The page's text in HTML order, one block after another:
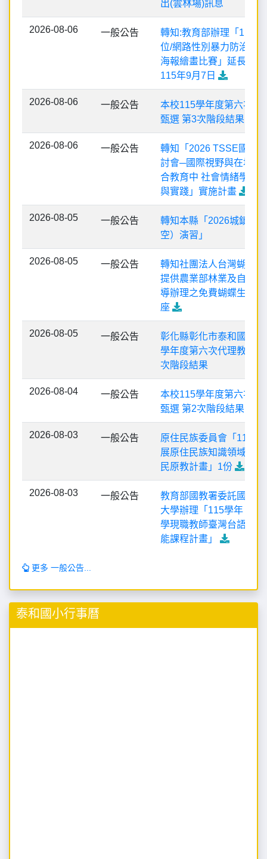
出(雲林場)訊息
2026-08-06 一般公告
轉知:教育部辦理「115年
位/網路性別暴力防治短
海報繪畫比賽」延長徵
115年9月7日
2026-08-06 一般公告
本校115學年度第六次代
甄選 第3次階段結果 更正
2026-08-06 一般公告
轉知「2026 TSSE國際
討會─國際視野與在地回
合教育中 社會情緒學習
與實踐」實施計畫
2026-08-05 一般公告
轉知本縣「2026城鎮韌
空）演習」
2026-08-05 一般公告
轉知社團法人台灣蝴蝶
提供農業部林業及自然
導辦理之免費蝴蝶生 態
座
2026-08-05 一般公告
彰化縣彰化市泰和國民
學年度第六次代理教師
次階段結果
2026-08-04 一般公告
本校115學年度第六次代
甄選 第2次階段結果
2026-08-03 一般公告
原住民族委員會「115學
展原住民族知識領域 課
民原教計畫」1份
2026-08-03 一般公告
教育部國教署委託國立
大學辦理「115學年 度國
學現職教師臺灣台語認
能課程計畫」
更多 一般公告...
泰和國小行事曆